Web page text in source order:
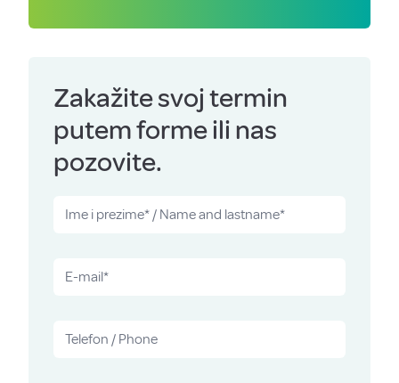
Zakažite svoj termin
putem forme ili nas
pozovite.